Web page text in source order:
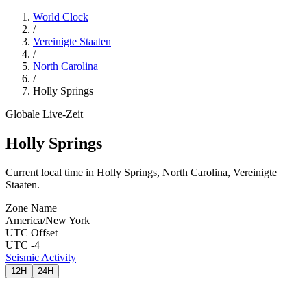
World Clock
/
Vereinigte Staaten
/
North Carolina
/
Holly Springs
Globale Live-Zeit
Holly Springs
Current local time in Holly Springs, North Carolina, Vereinigte
Staaten.
Zone Name
America/New York
UTC Offset
UTC -4
Seismic Activity
12H 24H